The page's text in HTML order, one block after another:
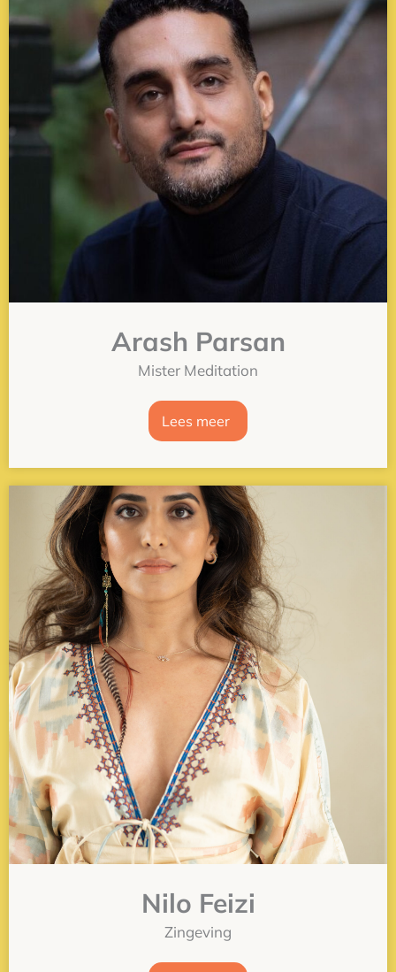
Arash Parsan
Mister Meditation
Lees meer
Nilo Feizi
Zingeving